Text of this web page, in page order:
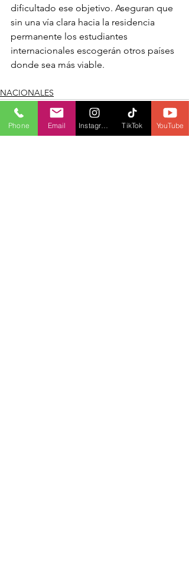
dificultado ese objetivo. Aseguran que
sin una vía clara hacia la residencia
permanente los estudiantes
internacionales escogerán otros países
donde sea más viable.
NACIONALES
Phone Email TikTok YouTube